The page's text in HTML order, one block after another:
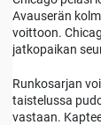
Avauserän
voittoon.
jatkopaikan
Runkosarjan
taistelussa
vastaan.